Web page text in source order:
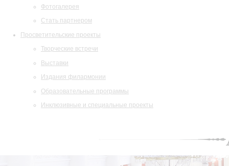
Фотогалерея
Стать партнером
Просветительские проекты
Творческие встречи
Выставки
Издания филармонии
Образовательные программы
Инклюзивные и специальные проекты